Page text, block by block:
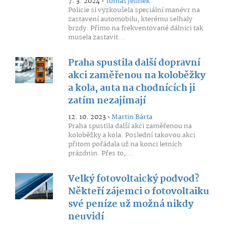
Policie si vyzkoušela speciální manévr na
zastavení automobilu, kterému selhaly
brzdy. Přímo na frekventované dálnici tak
musela zastavit...
Praha spustila další dopravní
akci zaměřenou na koloběžky
a kola, auta na chodnících ji
zatím nezajímají
12. 10. 2023 •Martin Bárta
Praha spustila další akci zaměřenou na
koloběžky a kola. Poslední takovou akci
přitom pořádala už na konci letních
prázdnin. Přes to,...
Velký fotovoltaický podvod?
Někteří zájemci o fotovoltaiku
své peníze už možná nikdy
neuvidí